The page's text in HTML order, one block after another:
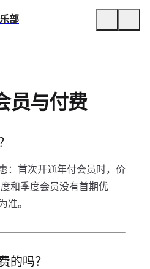
部
员与付费
：首次开通年付会员时，价
和季度会员没有首期优
准。
的吗？